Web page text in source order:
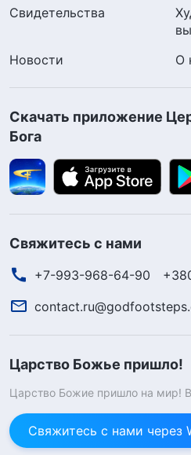
Свидетельства
Новости
О
Скачать приложение
Бога
Свяжитесь с нами
+7-993-968-64-90
Царство Божье пришло!
Царство Божие пришло на мир!
Свяжитесь с нами через